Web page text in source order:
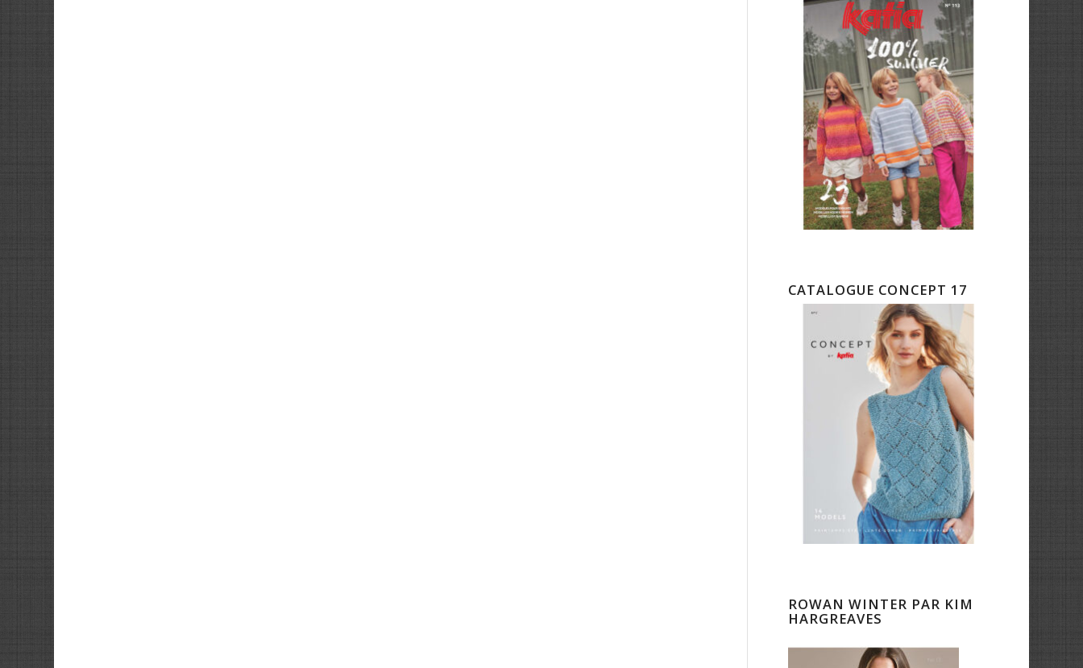
CATALOGUE CONCEPT 17
ROWAN WINTER PAR KIM
HARGREAVES